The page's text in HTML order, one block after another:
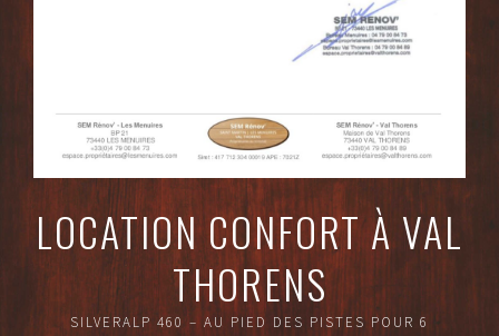
LOCATION CONFORT À VAL
THORENS
SILVERALP 460 – AU PIED DES PISTES POUR 6